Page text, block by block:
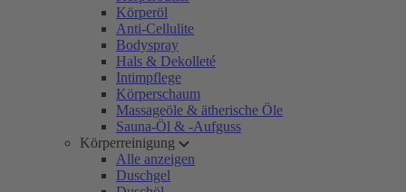
Körperöl
Anti-Cellulite
Bodyspray
Hals & Dekolleté
Intimpflege
Körperschaum
Massageöle & ätherische Öle
Sauna-Öl & -Aufguss
Körperreinigung
Alle anzeigen
Duschgel